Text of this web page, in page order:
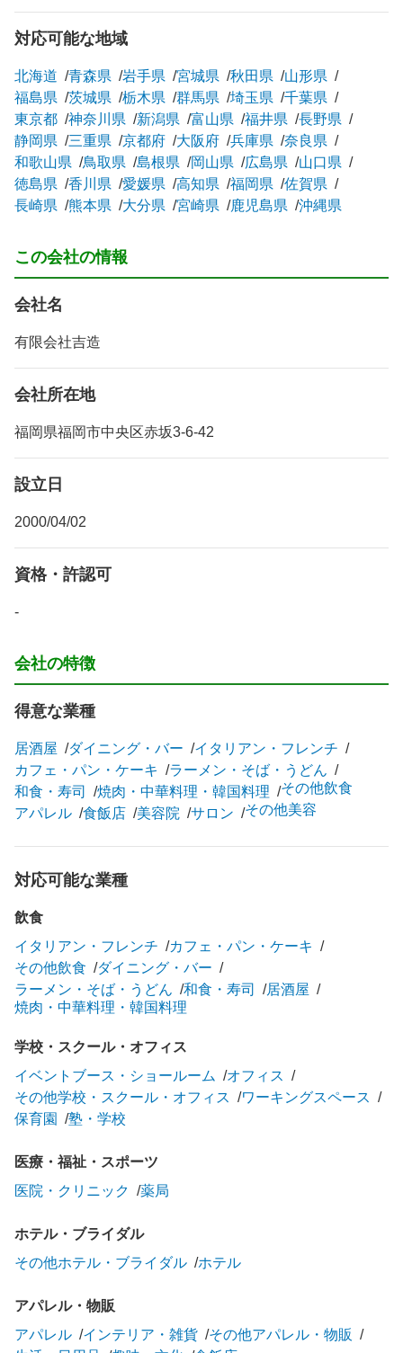
対応可能な地域
北海道 青森県 岩手県 宮城県 秋田県
山形県
福島県
茨城県 栃木県 群馬県 埼玉県
千葉県
東京都
神奈川県 新潟県 富山県 福井県
長野県
静岡県
三重県 京都府 大阪府 兵庫県
奈良県
和歌山県
鳥取県 島根県 岡山県 広島県
山口県
徳島県
香川県 愛媛県 高知県 福岡県
佐賀県
長崎県
熊本県 大分県 宮崎県 鹿児島県 沖縄県
この会社の情報
会社名
有限会社吉造
会社所在地
福岡県福岡市中央区赤坂3-6-42
設立日
2000/04/02
資格・許認可
-
会社の特徴
得意な業種
居酒屋 ダイニング・バー
イタリアン・フレンチ
カフェ・パン・ケーキ
ラーメン・そば・うどん
和食・寿司
焼肉・中華料理・韓国料理
その他飲食
アパレル
食飯店 美容院 サロン その他美容
対応可能な業種
飲食
イタリアン・フレンチ
カフェ・パン・ケーキ
その他飲食
ダイニング・バー
ラーメン・そば・うどん
和食・寿司
居酒屋
焼肉・中華料理・韓国料理
学校・スクール・オフィス
イベントブース・ショールーム
オフィス
その他学校・スクール・オフィス
ワーキングスペース
保育園
塾・学校
医療・福祉・スポーツ
医院・クリニック
薬局
ホテル・ブライダル
その他ホテル・ブライダル
ホテル
アパレル・物販
アパレル
インテリア・雑貨
その他アパレル・物販